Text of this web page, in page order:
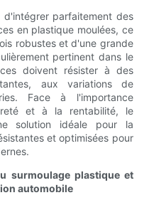
parfaitement des
en plastique moulées, ce
robustes et d'une grande
pertinent dans le
doivent résister à des
aux variations de
Face à l'importance
et à la rentabilité, le
solution idéale pour la
et optimisées pour
surmoulage plastique et
automobile